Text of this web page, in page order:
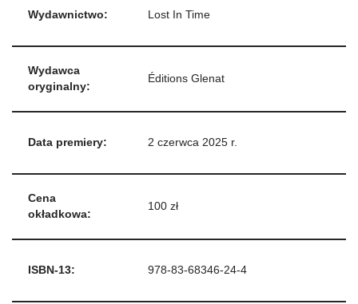
Wydawnictwo: Lost In Time
Wydawca
oryginalny:
Éditions Glenat
Data premiery: 2 czerwca 2025 r.
Cena
okładkowa:
100 zł
ISBN-13: 978-83-68346-24-4